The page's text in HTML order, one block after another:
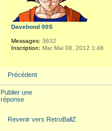
Davebond 00S
Messages: 3632
Inscription: Mar Mai 08, 2012 1:46
Précédent
Publier une
réponse
Revenir vers RetroBallZ